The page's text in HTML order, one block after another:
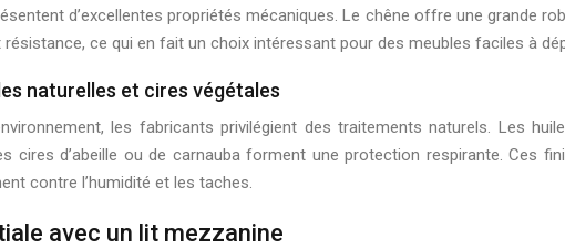
d’excellentes propriétés mécaniques. Le chêne offre une grande
ce qui en fait un choix intéressant pour des meubles faciles à
naturelles et cires végétales
les fabricants privilégient des traitements naturels. Les
cires d’abeille ou de carnauba forment une protection respirante. Ces
contre l’humidité et les taches.
avec un lit mezzanine